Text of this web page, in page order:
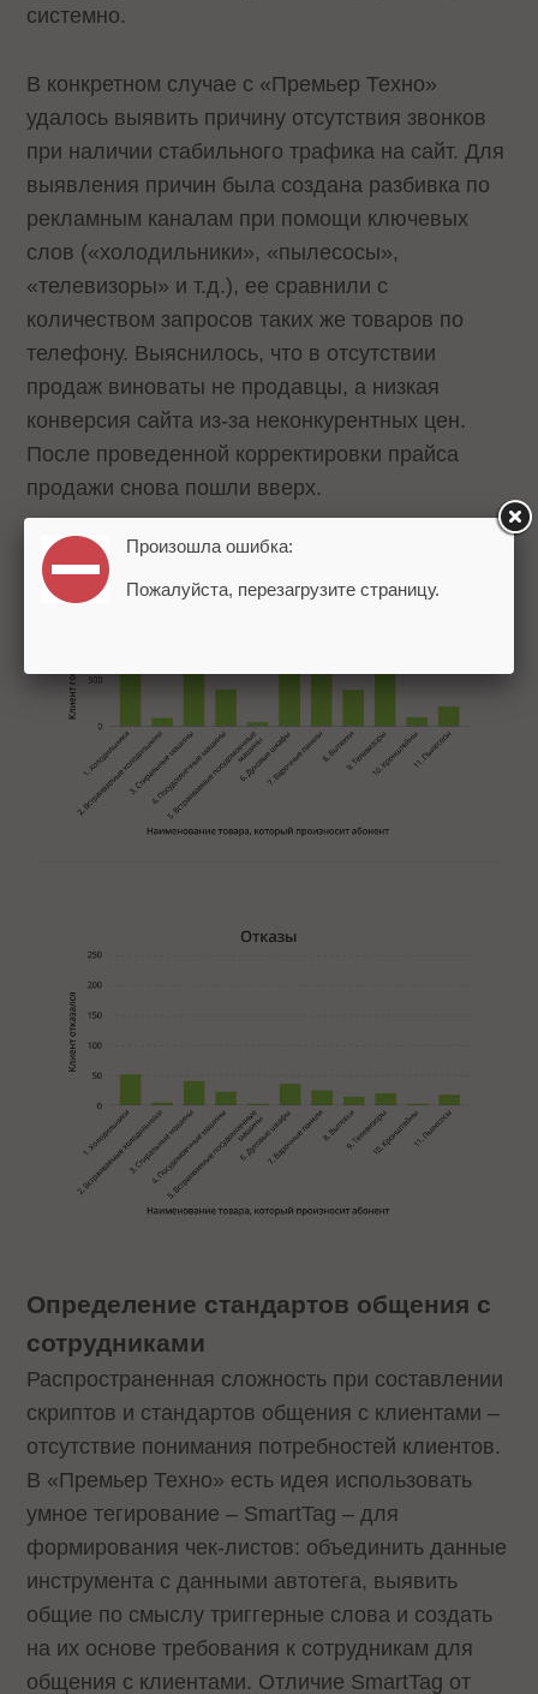
системно.
В конкретном случае с «Премьер Техно»
удалось выявить причину отсутствия звонков
при наличии стабильного трафика на сайт. Для
выявления причин была создана разбивка по
рекламным каналам при помощи ключевых
слов («холодильники», «пылесосы»,
«телевизоры» и т.д.), ее сравнили с
количеством запросов таких же товаров по
телефону. Выяснилось, что в отсутствии
продаж виноваты не продавцы, а низкая
конверсия сайта из-за неконкурентных цен.
После проведенной корректировки прайса
продажи снова пошли вверх.
Определение стандартов общения с
сотрудниками
Распространенная сложность при составлении
скриптов и стандартов общения с клиентами –
отсутствие понимания потребностей клиентов.
В «Премьер Техно» есть идея использовать
умное тегирование – SmartTag – для
формирования чек-листов: объединить данные
инструмента с данными автотега, выявить
общие по смыслу триггерные слова и создать
на их основе требования к сотрудникам для
общения с клиентами. Отличие SmartTag от
Произошла ошибка:
Пожалуйста, перезагрузите страницу.